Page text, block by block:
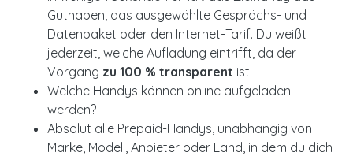
Guthaben, das ausgewählte Gesprächs- und
Datenpaket oder den Internet-Tarif. Du weißt
jederzeit, welche Aufladung eintrifft, da der
Vorgang zu 100 % transparent ist.
Welche Handys können online aufgeladen
werden?
Absolut alle Prepaid-Handys, unabhängig von
Marke, Modell, Anbieter oder Land, in dem du dich